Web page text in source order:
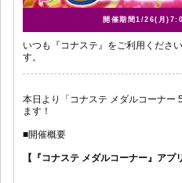
開催期間1/26(月
いつも『コナステ』をご利用くださ
す。
本日より「コナステ メダルコーナー
ます！
■開催概要
【『コナステ メダルコーナー』アプ